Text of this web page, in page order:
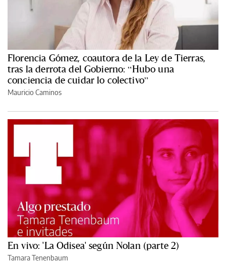
Florencia Gómez, coautora de la Ley de Tierras,
tras la derrota del Gobierno: “Hubo una
conciencia de cuidar lo colectivo”
Mauricio Caminos
En vivo: 'La Odisea' según Nolan (parte 2)
Tamara Tenenbaum